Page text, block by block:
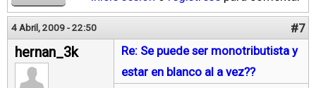
4 Abril, 2009 - 22:50 #7
hernan_3k
Re: Se puede ser monotributista y
estar en blanco al a vez??